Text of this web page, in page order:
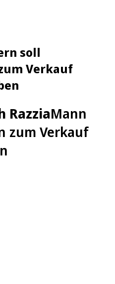
soll
Verkauf
RazziaMann
zum Verkauf